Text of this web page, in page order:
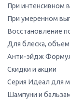
При интенсивном
При умеренном
Восстановление
Для блеска,
Анти-эйдж
Скидки и акции
Серия Идеал для
Шампуни и